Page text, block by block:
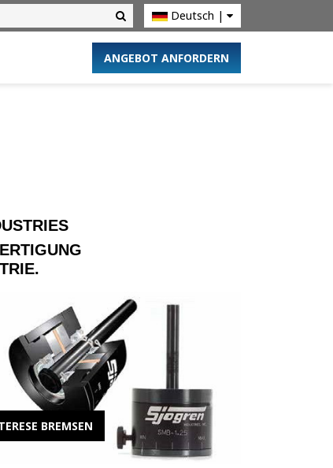
Deutsch |
U.S. Site
ANGEBOT ANFORDERN
BREMSEN